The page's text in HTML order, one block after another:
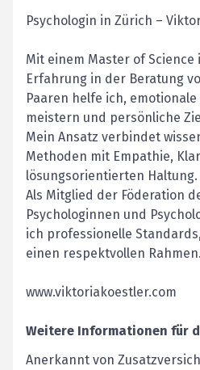
Psychologin in Zürich –
Mit einem Master of Science
Erfahrung in der Beratung
Paaren helfe ich,
meistern und persönliche
Mein Ansatz verbindet
Methoden mit Empathie,
lösungsorientierten Haltung.
Als Mitglied der Föderation
Psychologinnen und
ich professionelle
einen respektvollen Rahmen.
www.viktoriakoestler.com
Weitere Informationen für
Anerkannt von